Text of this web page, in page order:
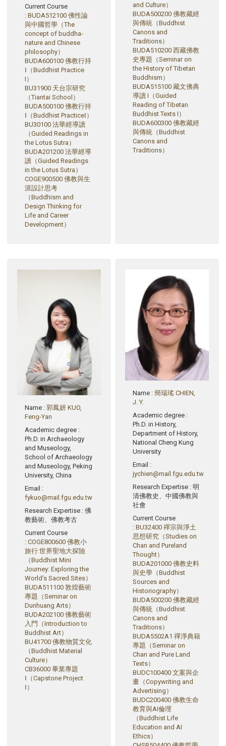
Current Course
:BUDA512100 佛性論
與中國哲學（The
concept of buddha-
nature and Chinese
philosophy）
BUDA600100 佛教行持
Ⅰ（Buddhist Practice
I）
BU31900 天台宗研究
（Tiantai School）
BUDA500100 佛教行持
Ⅰ（Buddhist PracticeⅠ）
BU30100 法華經導讀
（Guided Readings in
the Lotus Sutra）
BUDA201200 法華經導
讀（Guided Readings
in the Lotus Sutra）
COGE900500 佛教與生
涯設計思考
（Buddhism and
Design Thinking for
Life and Career
Development）
and Culture）
BUDA500200 佛教藏經
與傳統（Buddhist
Canons and
Traditions）
BUDA510200 西藏佛教
史專題（Seminar on
the History of Tibetan
Buddhism）
BUDA515100 藏文佛典
導讀 I（Guided
Reading of Tibetan
Buddhist Texts I）
BUDA600300 佛教藏經
與傳統（Buddhist
Canons and
Traditions）
Name :郭鳳妍 KUO,
Feng-Yan
Academic degree :
Ph.D. in Archaeology
and Museology,
School of Archaeology
and Museology, Peking
University, China
Email :
fykuo@mail.fgu.edu.tw
Research Expertise : 佛
教藝術、佛教考古
Current Course
:COGE800600 佛教小
旅行:世界聖地大探險
（Buddhist Mini
Journey: Exploring the
World’s Sacred Sites）
BUDA511100 敦煌藝術
專題（Seminar on
Dunhuang Arts）
BUDA202100 佛教藝術
入門（Introduction to
Buddhist Art）
BU41700 佛教物質文化
（Buddhist Material
Culture）
CB36000 畢業專題
Ⅰ（Capstone Project
Ⅰ）
Name :簡瑞瑤 CHIEN,
J. Y.
Academic degree :
Ph.D. in History,
Department of History,
National Cheng Kung
University
Email :
jychien@mail.fgu.edu.tw
Research Expertise : 明
清佛教史、中國佛教與
社會
Current Course
:BU32400 禪宗與淨土
思想研究（Studies on
Chan and Pureland
Thought）
BUDA201000 佛教史料
與史學（Buddhist
Sources and
Historiography）
BUDA500200 佛教藏經
與傳統（Buddhist
Canons and
Traditions）
BUDA5502A1 禪淨典籍
專題（Seminar on
Chan and Pure Land
Texts）
BUDC100400 文案與企
畫（Copywriting and
Advertising）
BUDC200400 佛教生命
教育與AI倫理
（Buddhist Life
Education and AI
Ethics）